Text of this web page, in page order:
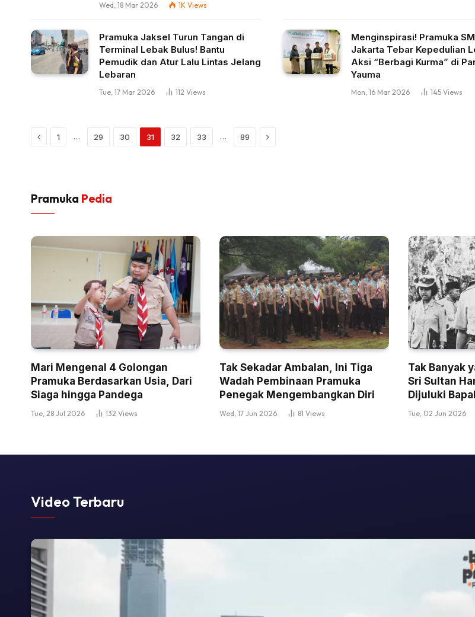
Wed, 18 Mar 2026 1K Views
Pramuka Jaksel Turun Tangan di
Terminal Lebak Bulus! Bantu
Pemudik dan Atur Lalu Lintas Jelang
Lebaran
Tue, 17 Mar 2026 112 Views
Menginspirasi! Pramuka
Jakarta Tebar Kepedulian
Aksi “Berbagi Kurma” di
Yauma
Mon, 16 Mar 2026 145Views
Previous
1 … 29 30 31 32 33 … 89 Next
Pramuka Pedia
Mari Mengenal 4 Golongan
Pramuka Berdasarkan Usia, Dari
Siaga hingga Pandega
Tue, 28 Jul 2026 132 Views
Tak Sekadar Ambalan, Ini Tiga
Wadah Pembinaan Pramuka
Penegak Mengembangkan Diri
Wed, 17 Jun 2026 81 Views
Tak Banyak
Sri Sultan
Dijuluki
Indonesia
Tue, 02 Jun 2026
Video Terbaru